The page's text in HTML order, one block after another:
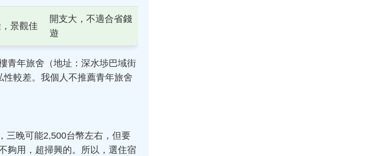
景觀佳
開支大，不適合省錢
遊
青年旅舍（地址：深水埗巴域街
較差。我個人不推薦青年旅舍
三晚可能2,500台幣左右，但要
夠用，超掃興的。所以，選住宿